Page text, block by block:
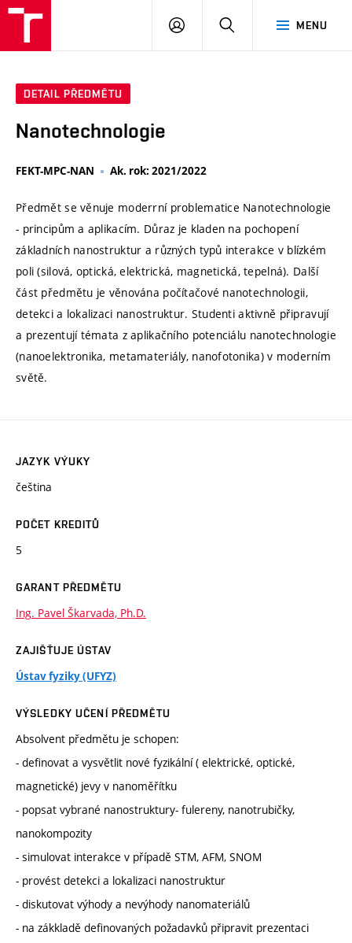
MENU
PŘIHLÁSIT
DETAIL PŘEDMĚTU
Nanotechnologie
FEKT-MPC-NAN Ak. rok: 2021/2022
Předmět se věnuje moderrní problematice Nanotechnologie
- principům a aplikacím. Důraz je kladen na pochopení
základních nanostruktur a různých typů interakce v blízkém
poli (silová, optická, elektrická, magnetická, tepelná). Další
část předmětu je věnována počítačové nanotechnologii,
detekci a lokalizaci nanostruktur. Studenti aktivně připravují
a prezentují témata z aplikačního potenciálu nanotechnologie
(nanoelektronika, metamateriály, nanofotonika) v moderním
světě.
JAZYK VÝUKY
čeština
POČET KREDITŮ
5
GARANT PŘEDMĚTU
Ing. Pavel Škarvada, Ph.D.
ZAJIŠŤUJE ÚSTAV
Ústav fyziky (UFYZ)
VÝSLEDKY UČENÍ PŘEDMĚTU
Absolvent předmětu je schopen:
- definovat a vysvětlit nové fyzikální ( elektrické, optické,
magnetické) jevy v nanoměřítku
- popsat vybrané nanostruktury- fulereny, nanotrubičky,
nanokompozity
- simulovat interakce v případě STM, AFM, SNOM
- provést detekci a lokalizaci nanostruktur
- diskutovat výhody a nevýhody nanomateriálů
- na zákkladě definovaných požadavků připravit prezentaci